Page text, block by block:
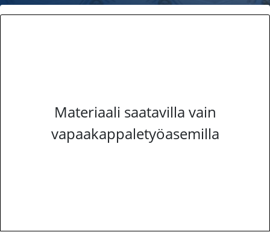
Materiaali saatavilla vain
vapaakappaletyöasemilla